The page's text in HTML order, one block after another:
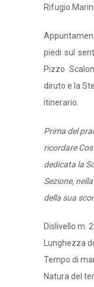
Rifugio Marini.
piedi sul
Pizzo
diruto e la
itinerario.
Prima del
ricordare
dedicata la
Sezione,
della sua
Dislivello m.
Lunghezza
Tempo di
Natura del